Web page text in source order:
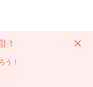
！
う！